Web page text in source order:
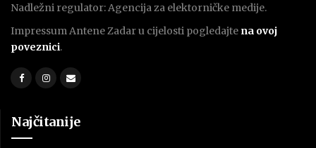
Nadležni regulator: Agencija za elektorničke medije.
Impressum Antene Zadar u cijelosti pogledajte na ovoj
poveznici.
Najčitanije